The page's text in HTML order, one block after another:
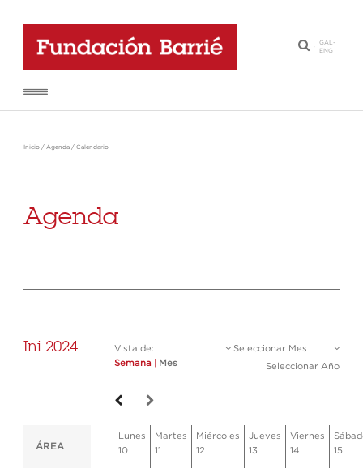
·
GAL-
ENG
Inicio / Agenda / Calendario
Agenda
Ini 2024
Vista de:
Semana
Mes
Seleccionar Mes
Seleccionar Año
ÁREA
Lunes
10
Martes
11
Miércoles
12
Jueves
13
Viernes
14
15